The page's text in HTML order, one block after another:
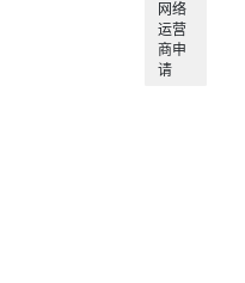
网络
运营
商申
请